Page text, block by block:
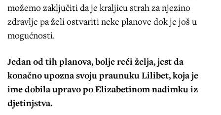
možemo zaključiti da je kraljicu strah za njezino
zdravlje pa želi ostvariti neke planove dok je još u
mogućnosti.
Jedan od tih planova, bolje reći želja, jest da
konačno upozna svoju praunuku Lilibet, koja je
ime dobila upravo po Elizabetinom nadimku iz
djetinjstva.